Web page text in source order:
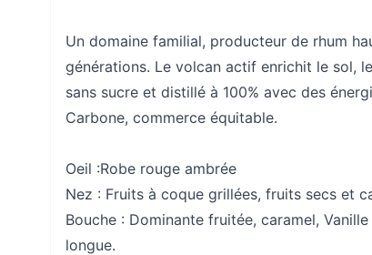
Un domaine familial, producteur de rhum
générations. Le volcan actif enrichit le sol,
sans sucre et distillé à 100% avec des
Carbone, commerce équitable.
Oeil :Robe rouge ambrée
Nez : Fruits à coque grillées, fruits secs et
Bouche : Dominante fruitée, caramel,
longue.